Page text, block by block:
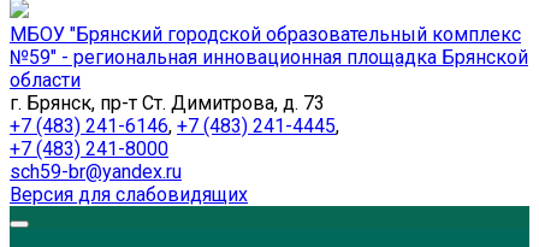
МБОУ "Брянский городской образовательный комплекс
№59" - региональная инновационная площадка Брянской
области
г. Брянск, пр-т Ст. Димитрова, д. 73
+7 (483) 241-6146, +7 (483) 241-4445,
+7 (483) 241-8000
sch59-br@yandex.ru
Версия для слабовидящих